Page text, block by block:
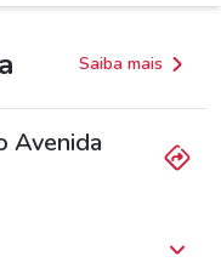
Saiba mais
Avenida